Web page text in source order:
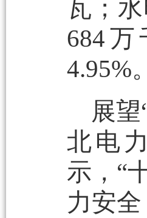
瓦；
684
4.95%。
展
北电
示，“
力安